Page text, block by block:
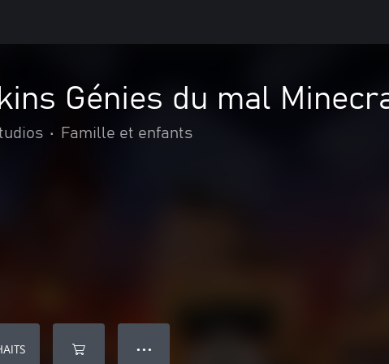
Génies du mal
• Famille et enfants
● ● ●